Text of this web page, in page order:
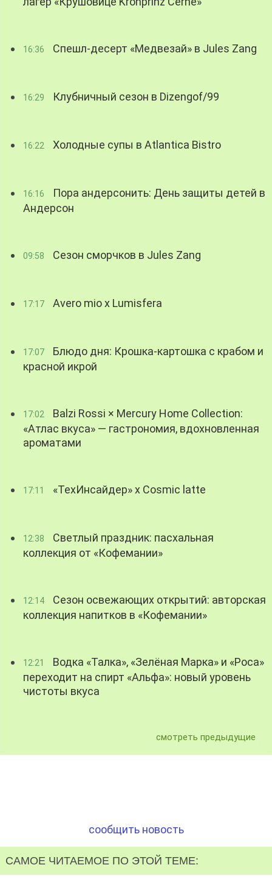
16:36 Спешл-десерт «Медвезай» в Jules Zang
16:29 Клубничный сезон в Dizengof/99
16:22 Холодные супы в Atlantica Bistro
16:16
Пора андерсонить: День защиты детей в
Андерсон
09:58 Сезон сморчков в Jules Zang
17:17 Avero mio x Lumisfera
17:07
Блюдо дня: Крошка-картошка с крабом и
красной икрой
17:02
Balzi Rossi × Mercury Home Collection:
«Атлас вкуса» — гастрономия, вдохновленная
ароматами
17:11 «ТехИнсайдер» х Cosmic latte
12:38
Светлый праздник: пасхальная
коллекция от «Кофемании»
12:14
Сезон освежающих открытий: авторская
коллекция напитков в «Кофемании»
12:21
Водка «Талка», «Зелёная Марка» и «Роса»
переходит на спирт «Альфа»: новый уровень
чистоты вкуса
смотреть предыдущие
сообщить новость
САМОЕ ЧИТАЕМОЕ ПО ЭТОЙ ТЕМЕ: